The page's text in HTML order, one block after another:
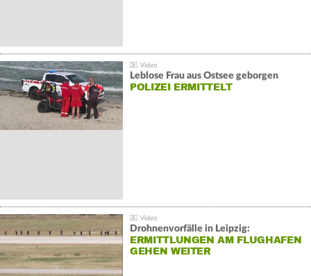
Leblose Frau aus Ostsee geborgen
POLIZEI ERMITTELT
Drohnenvorfälle in Leipzig:
ERMITTLUNGEN AM FLUGHAFEN
GEHEN WEITER